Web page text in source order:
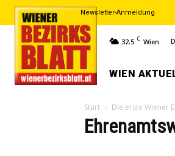
Newsletter-Anmeldung
32.5 C Wien
WIEN
Start Die erste Wiener